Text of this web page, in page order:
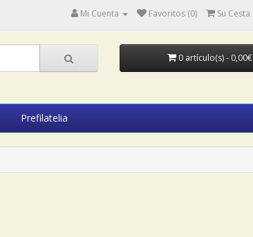
Mi Cuenta Favoritos (0) Su Cesta
0 artículo(s) - 0,00€
Prefilatelia